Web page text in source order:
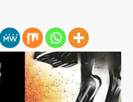
बारिश के बीच नोएडा
आभार
Pakistan: मक्का में सऊदी,
का साझा रक्षा समझौता,